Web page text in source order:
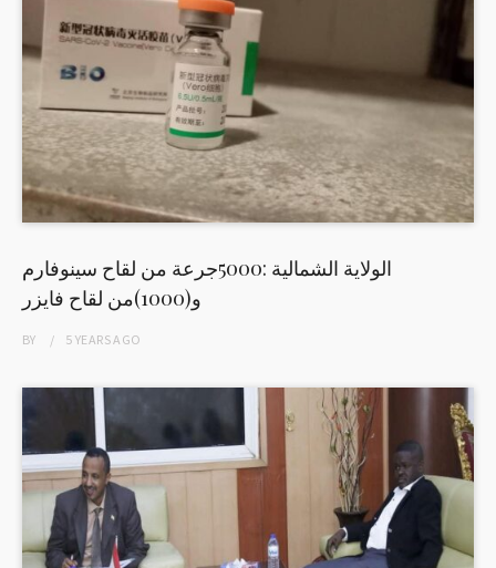
الولاية الشمالية :5000جرعة من لقاح سينوفارم
و(1000)من لقاح فايزر
BY 5 YEARSAGO